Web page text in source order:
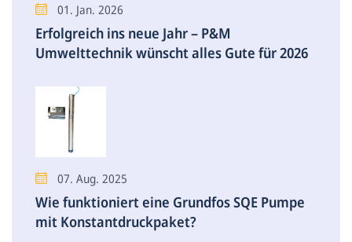
01. Jan. 2026
Erfolgreich ins neue Jahr – P&M
Umwelttechnik wünscht alles Gute für 2026
07. Aug. 2025
Wie funktioniert eine Grundfos SQE Pumpe
mit Konstantdruckpaket?